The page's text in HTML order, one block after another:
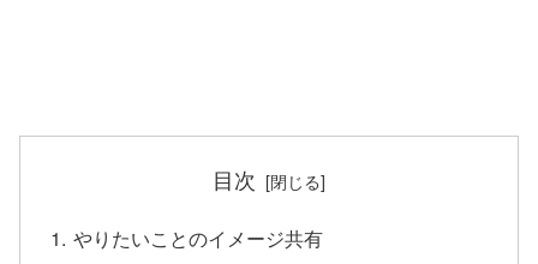
目次
やりたいことのイメージ共有